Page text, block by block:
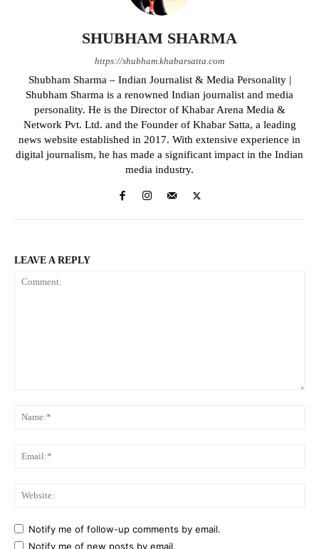
SHUBHAM SHARMA
https://shubham.khabarsatta.com
Shubham Sharma – Indian Journalist & Media Personality |
Shubham Sharma is a renowned Indian journalist and media
personality. He is the Director of Khabar Arena Media &
Network Pvt. Ltd. and the Founder of Khabar Satta, a leading
news website established in 2017. With extensive experience in
digital journalism, he has made a significant impact in the Indian
media industry.
LEAVE A REPLY
Notify me of follow-up comments by email.
Notify me of new posts by email.